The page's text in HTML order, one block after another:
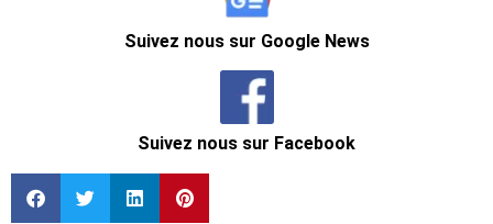
Suivez nous sur Google News
Suivez nous sur Facebook